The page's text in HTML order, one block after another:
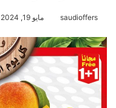
saudioffers مايو 19, 2024